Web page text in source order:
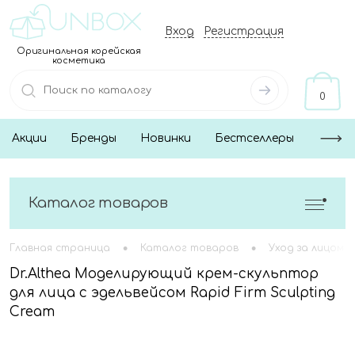
Оригинальная корейская
косметика
Вход Регистрация
0
Акции Бренды Новинки Бестселлеры
Каталог товаров
Главная страница • Каталог товаров • Уход за лицом
Dr.Althea Моделирующий крем-скульптор
для лица с эдельвейсом Rapid Firm Sculpting
Cream